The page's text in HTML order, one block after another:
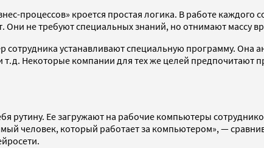
процессов» кроется простая логика. В работе каждого
Они не требуют специальных знаний, но отнимают массу
устанавливают специальную программу. Она
Некоторые компании для тех же целей предпочитают
Ее загружают на рабочие компьютеры
человек, который работает за компьютером», —